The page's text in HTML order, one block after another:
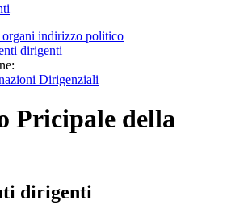
indirizzo politico
dirigenti
Dirigenziali
Pricipale della
dirigenti